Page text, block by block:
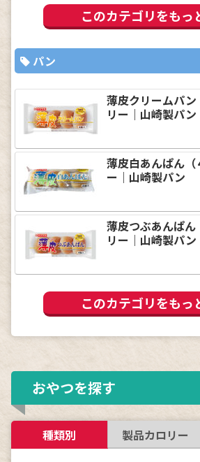
このカテゴリをもっ
パン
薄皮クリームパ
リー｜山崎製パン
薄皮白あんぱん（
ー｜山崎製パン
薄皮つぶあんぱ
リー｜山崎製パン
このカテゴリをもっ
おやつを探す
種類別 製品カロリー